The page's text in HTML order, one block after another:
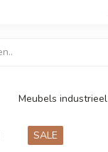
Meubels industrieel
SALE